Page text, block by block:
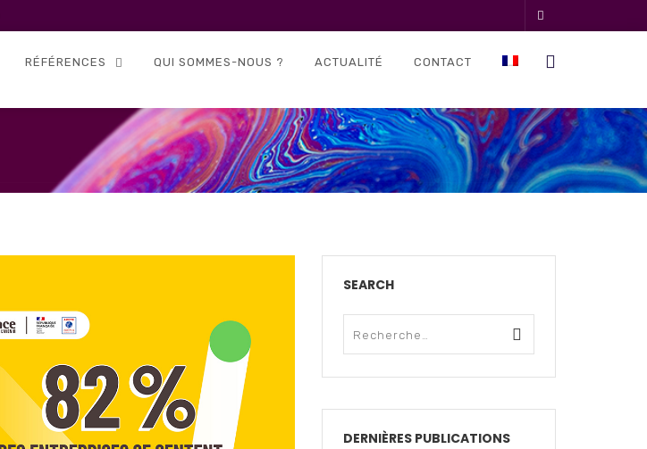
RÉFÉRENCES QUI SOMMES-NOUS ? ACTUALITÉ CONTACT
SEARCH
DERNIÈRES PUBLICATIONS